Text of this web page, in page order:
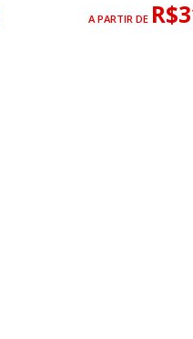
A PARTIR DE